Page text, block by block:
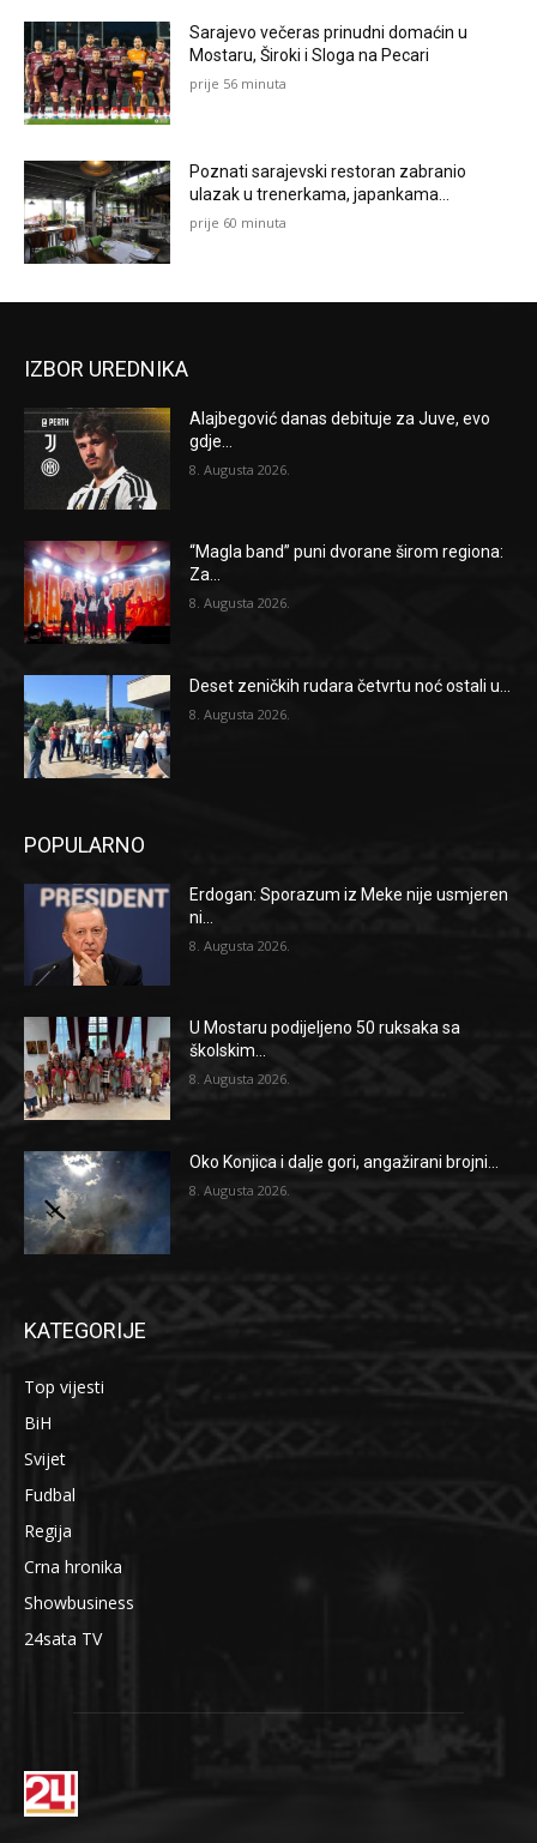
Sarajevo večeras prinudni domaćin u
Mostaru, Široki i Sloga na Pecari
prije 56 minuta
Poznati sarajevski restoran zabranio
ulazak u trenerkama, japankama…
prije 60 minuta
IZBOR UREDNIKA
Alajbegović danas debituje za Juve, evo
gdje...
8. Augusta 2026.
“Magla band” puni dvorane širom regiona:
Za...
8. Augusta 2026.
Deset zeničkih rudara četvrtu noć ostali u...
8. Augusta 2026.
POPULARNO
Erdogan: Sporazum iz Meke nije usmjeren
ni...
8. Augusta 2026.
U Mostaru podijeljeno 50 ruksaka sa
školskim...
8. Augusta 2026.
Oko Konjica i dalje gori, angažirani brojni...
8. Augusta 2026.
KATEGORIJE
Top vijesti
BiH
Svijet
Fudbal
Regija
Crna hronika
Showbusiness
24sata TV